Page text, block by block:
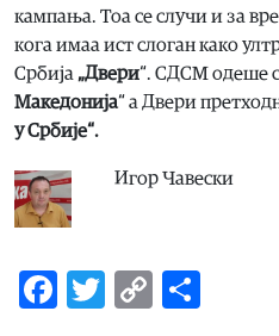
кампања. Тоа се случи и за
кога имаа ист слоган како
Србија „Двери“. СДСМ одеше
Македонија“ а Двери
у Србије“.
Игор Чавески
Facebook
Twitter
Copy